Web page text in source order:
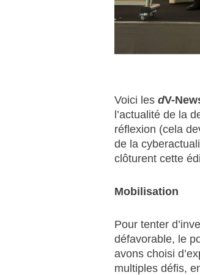
Voici les dV-
l’actualité de la
réflexion (cela
de la
clôturent cette
Mobilisation
Pour tenter
défavorable, le
avons choisi
multiples défis,